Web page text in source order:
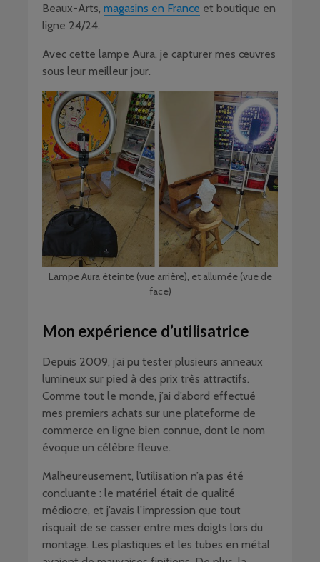
Beaux-Arts, magasins en France et boutique en
ligne 24/24.
Avec cette lampe Aura, je capturer mes œuvres
sous leur meilleur jour.
Lampe Aura éteinte (vue arrière), et allumée (vue de
face)
Mon expérience d’utilisatrice
Depuis 2009, j’ai pu tester plusieurs anneaux
lumineux sur pied à des prix très attractifs.
Comme tout le monde, j’ai d’abord effectué
mes premiers achats sur une plateforme de
commerce en ligne bien connue, dont le nom
évoque un célèbre fleuve.
Malheureusement, l’utilisation n’a pas été
concluante : le matériel était de qualité
médiocre, et j’avais l’impression que tout
risquait de se casser entre mes doigts lors du
montage. Les plastiques et les tubes en métal